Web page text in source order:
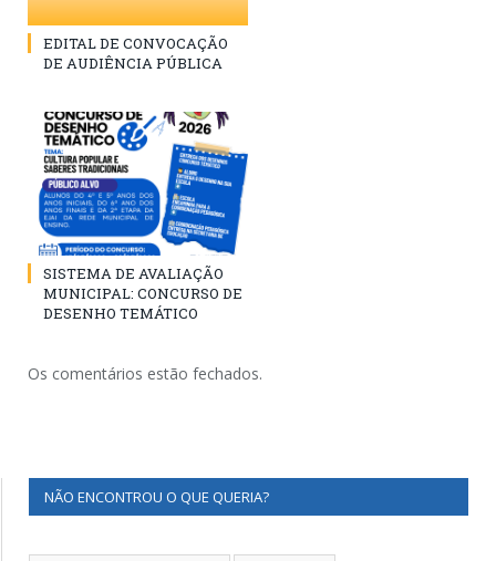
EDITAL DE CONVOCAÇÃO
DE AUDIÊNCIA PÚBLICA
SISTEMA DE AVALIAÇÃO
MUNICIPAL: CONCURSO DE
DESENHO TEMÁTICO
Os comentários estão fechados.
NÃO ENCONTROU O QUE QUERIA?